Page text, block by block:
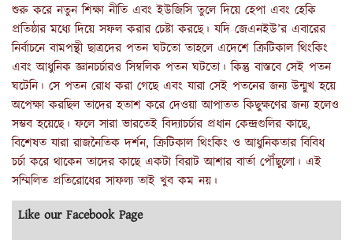
শুরু করে নতুন শিক্ষা নীতি এবং ইউজিসি তুলে দিয়ে হেপা এবং হেকি
প্রতিষ্ঠার মধ্যে দিয়ে সফল করার চেষ্টা করছে। যদি জেএনইউ’র এবারের
নির্বাচনে বামপন্থী ছাত্রদের পতন ঘটতো তাহলে এদেশে ক্রিটিকাল থিংকিং
এবং আধুনিক জ্ঞানচর্চারও সিম্বলিক পতন ঘটতো। কিন্তু বাস্তবে সেই পতন
ঘটেনি। সে পতন রোধ করা গেছে এবং যারা সেই পতনের জন্য উন্মুখ হয়ে
অপেক্ষা করছিল তাদের হতাশ করে দেওয়া আপাতত কিছুক্ষণের জন্য হলেও
সম্ভব হয়েছে। ফলে সারা ভারতেই বিদ্যাচর্চার প্রধান কেন্দ্রগুলির কাছে,
বিশেষত যারা রাজনৈতিক দর্শন, ক্রিটিকাল থিংকিং ও আধুনিকতার বিবিধ
চর্চা করে থাকেন তাদের কাছে একটা বিরাট আশার বার্তা পৌঁছুলো। এই
সম্মিলিত প্রতিরোধের সাফল্য তাই খুব কম নয়।
Like our Facebook Page